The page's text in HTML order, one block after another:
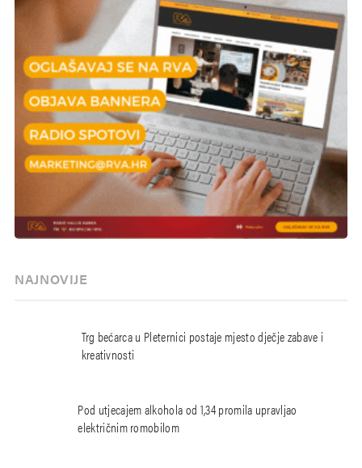
NAJNOVIJE
Trg bećarca u Pleternici postaje mjesto dječje zabave i
kreativnosti
Pod utjecajem alkohola od 1,34 promila upravljao
električnim romobilom